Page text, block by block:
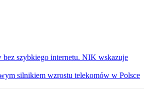
szybkiego internetu. NIK wskazuje
silnikiem wzrostu telekomów w Polsce